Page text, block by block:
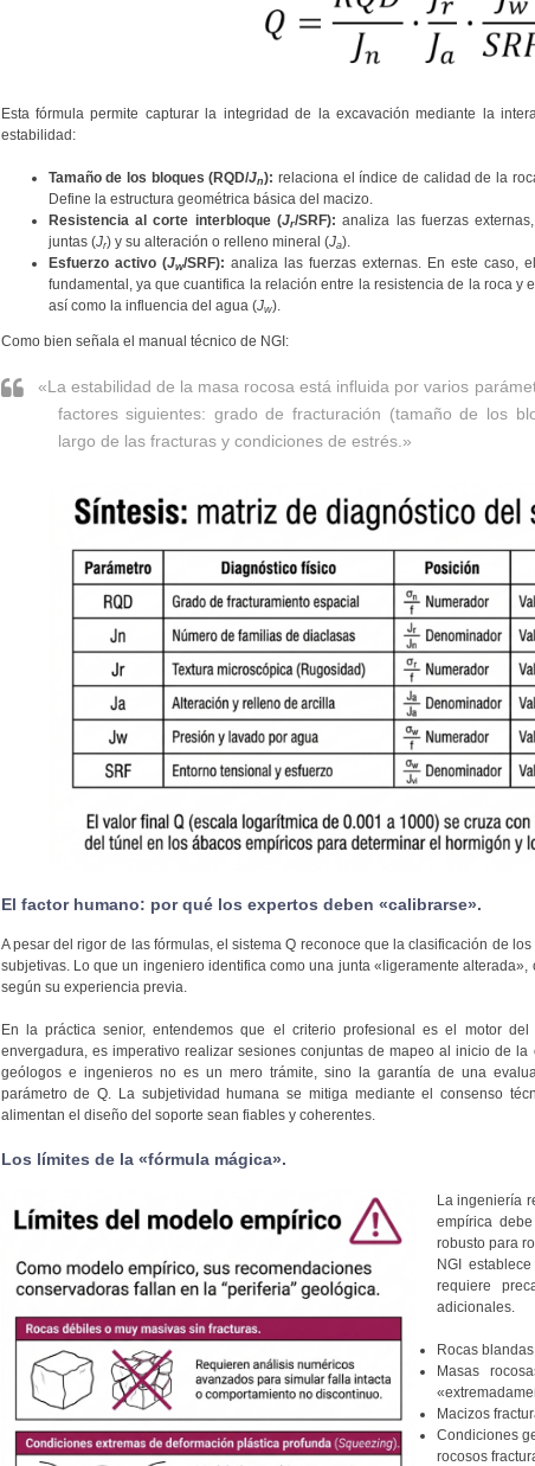
Esta fórmula permite capturar la integridad de la excavación mediante la
estabilidad:
Tamaño de los bloques (RQD/Jn): relaciona el índice de calidad de la
Define la estructura geométrica básica del macizo.
Resistencia al corte interbloque (Jr/SRF): analiza las fuerzas
juntas (Jr) y su alteración o relleno mineral (Ja).
Esfuerzo activo (Jw/SRF): analiza las fuerzas externas. En este caso,
fundamental, ya que cuantifica la relación entre la resistencia de la roca y
así como la influencia del agua (Jw).
Como bien señala el manual técnico de NGI:
«La estabilidad de la masa rocosa está influida por varios
factores siguientes: grado de fracturación (tamaño de los
largo de las fracturas y condiciones de estrés.»
El factor humano: por qué los expertos deben «calibrarse».
A pesar del rigor de las fórmulas, el sistema Q reconoce que la clasificación de
subjetivas. Lo que un ingeniero identifica como una junta «ligeramente
según su experiencia previa.
En la práctica senior, entendemos que el criterio profesional es el motor
envergadura, es imperativo realizar sesiones conjuntas de mapeo al inicio de
geólogos e ingenieros no es un mero trámite, sino la garantía de una
parámetro de Q. La subjetividad humana se mitiga mediante el consenso
alimentan el diseño del soporte sean fiables y coherentes.
Los límites de la «fórmula mágica».
La ingeniería
empírica
robusto para
NGI
requiere
adicionales.
Rocas
Masas
Macizos
Condiciones
rocosos